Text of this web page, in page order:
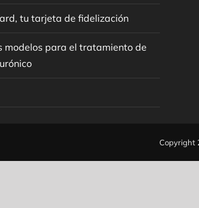
tu tarjeta de fidelización
modelos para el tratamiento de
Copyright